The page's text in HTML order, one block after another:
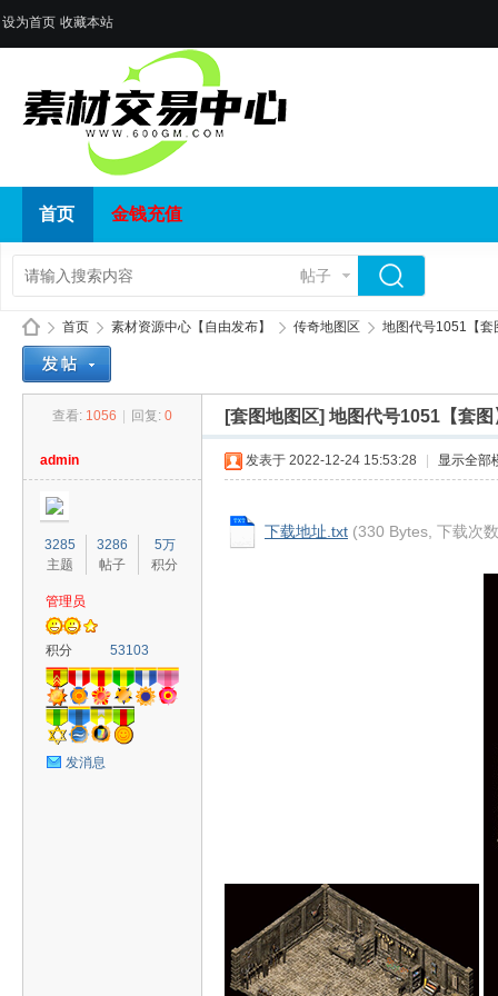
设为首页 收藏本站
首页 金钱充值
帖子
首页
›
素材资源中心【自由发布】
›
传奇地图区
›
地图代号1051【套
查看: 1056 回复: 0 [套图地图区] 地图代号1051【套图
admin
3285
主题
3286
帖子
5万
积分
管理员
积分 53103
发消息
发表于 2022-12-24 15:53:28 显示全部
下载地址.txt (330 Bytes, 下载次